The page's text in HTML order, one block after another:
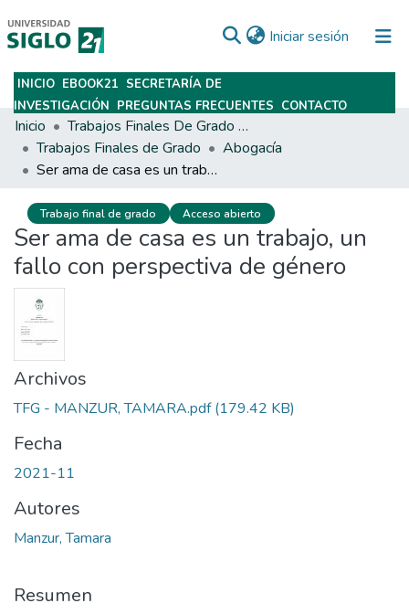
Iniciar sesión (current)
Subir
INICIO EBOOK21 SECRETARÍA DE
INVESTIGACIÓN PREGUNTAS FRECUENTES CONTACTO
Inicio
Trabajos Finales De Grado Y Posgrado
Trabajos Finales de Grado
Abogacía
Ser ama de casa es un trabajo, un fallo con perspectiva de género
Trabajo final de grado Acceso abierto
Ser ama de casa es un trabajo, un
fallo con perspectiva de género
Archivos
TFG - MANZUR, TAMARA.pdf(179.42 KB)
Fecha
2021-11
Autores
Manzur, Tamara
Resumen